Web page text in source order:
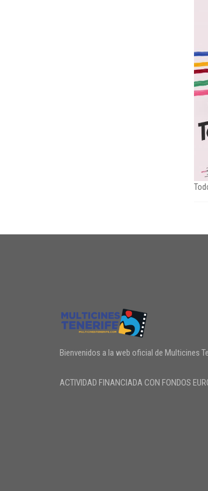
Bienvenidos a la web oficial de Multicines
ACTIVIDAD FINANCIADA CON FONDOS